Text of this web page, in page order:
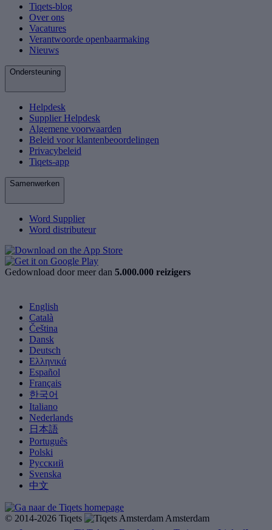
Tiqets-blog
Over ons
Vacatures
Verantwoorde openbaarmaking
Nieuws
Ondersteuning
Helpdesk
Supplier Helpdesk
Algemene voorwaarden
Beleid voor klantenbeoordelingen
Privacybeleid
Tiqets-app
Samenwerken
Word Supplier
Word distributeur
Gedownload door meer dan 5.000.000 reizigers
English
Català
Čeština
Dansk
Deutsch
Ελληνικά
Español
Français
한국어
Italiano
Nederlands
日本語
Português
Polski
Русский
Svenska
中文
© 2014-2026 Tiqets
Amsterdam